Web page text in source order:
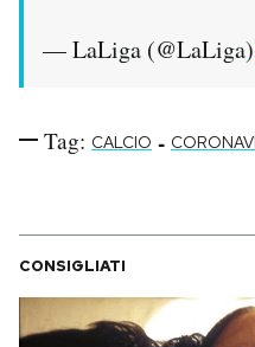
— LaLiga (@LaLiga)
Tag: CALCIO -
CONSIGLIATI